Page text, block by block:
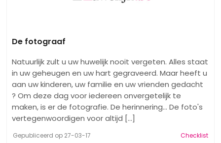
De fotograaf
Natuurlijk zult u uw huwelijk nooit vergeten. Alles staat
in uw geheugen en uw hart gegraveerd. Maar heeft u
aan uw kinderen, uw familie en uw vrienden gedacht
? Om deze dag voor iedereen onvergetelijk te
maken, is er de fotografie. De herinnering... De foto's
vertegenwoordigen voor altijd [...]
Gepubliceerd op 27-03-17 Checklist